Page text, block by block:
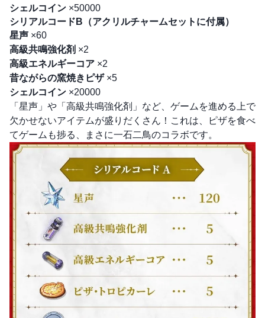
シェルコイン ×50000
シリアルコードB（アクリルチャームセットに付属）
星声 ×60
高級共鳴強化剤 ×2
高級エネルギーコア ×2
昔ながらの窯焼きピザ×5
シェルコイン ×20000
「星声」や「高級共鳴強化剤」など、ゲームを進める上で
欠かせないアイテムが盛りだくさん！これは、ピザを食べ
てゲームも捗る、まさに一石二鳥のコラボです。